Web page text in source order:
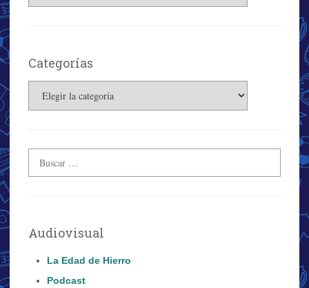
Categorías
Audiovisual
La Edad de Hierro
Podcast